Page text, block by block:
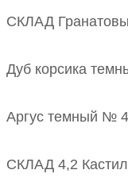
СКЛАД
Дуб корсика
Аргус темный №
СКЛАД 4,2